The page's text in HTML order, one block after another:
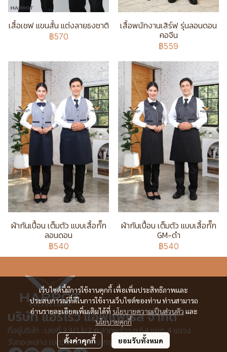
เสื้อเชฟ แขนสั้น แต่งลายธงชาติ
฿570
เสื้อพนักงานเสิร์ฟ รุ่นลอนดอน
คอจีน
฿559
ผ้ากันเปื้อน เต็มตัว แบบเสื้อกั๊ก
ลอนดอน
฿540
ผ้ากันเปื้อน เต็มตัว แบบเสื้อกั๊ก
GM-ดำ
฿540
เว็บไซต์นี้มีการใช้งานคุกกี้ เพื่อเพิ่มประสิทธิภาพและ
ประสบการณ์ที่ดีในการใช้งานเว็บไซต์ของท่าน ท่านสามารถ
อ่านรายละเอียดเพิ่มเติมได้ที่ นโยบายความเป็นส่วนตัว และ
นโยบายคุกกี้
ตั้งค่าคุกกี้ ยอมรับทั้งหมด
บริษัท แอร์โรว์ แอพแพเรล จำกัด
ที่อยู่บริษัท : เลขที่ 3,3/1,3/2 ก.ลาดพร้าว ซ.64 แยก 4 แขวง
วังทองหลาง เขตวังทองหลาง กรุงเทพฯ 10310